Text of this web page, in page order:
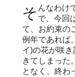
そんなわけで、ちょっとしたコメントを挟むだけ で、今回
て、お約束の
例年であれば
イ)の花が咲
きてしまった
となく、終わ